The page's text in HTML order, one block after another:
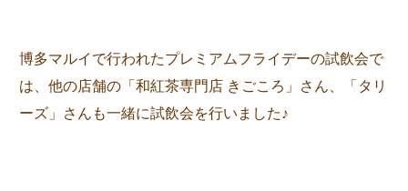
博多マルイで行われたプレミアムフライデーの試飲会で
は、他の店舗の「和紅茶専門店 きごころ」さん、「タリ
ーズ」さんも一緒に試飲会を行いました♪